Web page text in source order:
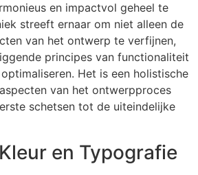
en impactvol geheel te
streeft ernaar om niet alleen de
van het ontwerp te verfijnen,
principes van functionaliteit
Het is een holistische
van het ontwerpproces
schetsen tot de uiteindelijke
en Typografie